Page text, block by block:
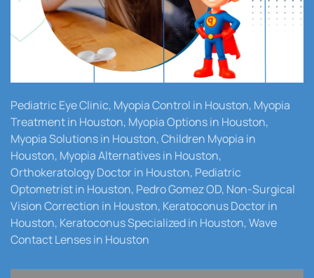
Pediatric Eye Clinic, Myopia Control in Houston, Myopia
Treatment in Houston, Myopia Options in Houston,
Myopia Solutions in Houston, Children Myopia in
Houston, Myopia Alternatives in Houston,
Orthokeratology Doctor in Houston, Pediatric
Optometrist in Houston, Pedro Gomez OD, Non-Surgical
Vision Correction in Houston, Keratoconus Doctor in
Houston, Keratoconus Specialized in Houston, Wave
Contact Lenses in Houston